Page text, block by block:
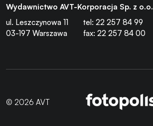
Wydawnictwo AVT-Korporacja Sp. z o.o.
ul. Leszczynowa 11
03-197 Warszawa
tel: 22 257 84 99
fax: 22 257 84 00
© 2026 AVT